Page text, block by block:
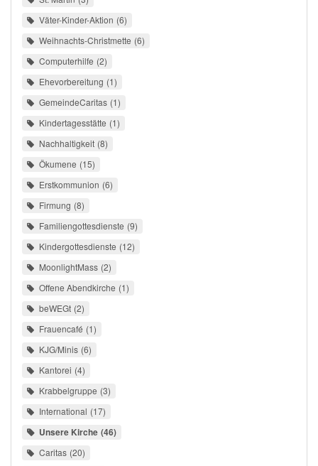
Väter-Kinder-Aktion 6
Weihnachts-Christmette 6
Computerhilfe 2
Ehevorbereitung 1
GemeindeCaritas 1
Kindertagesstätte 1
Nachhaltigkeit 8
Ökumene 15
Erstkommunion 6
Firmung 8
Familiengottesdienste 9
Kindergottesdienste 12
MoonlightMass 2
Offene Abendkirche 1
beWEGt 2
Frauencafé 1
KJG/Minis 6
Kantorei 4
Krabbelgruppe 3
International 17
Unsere Kirche 46
Caritas 20